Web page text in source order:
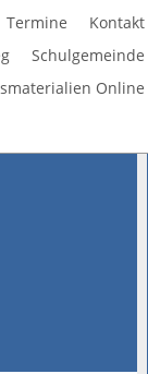
Kontakt
Termine
Schulgemeinde
Online